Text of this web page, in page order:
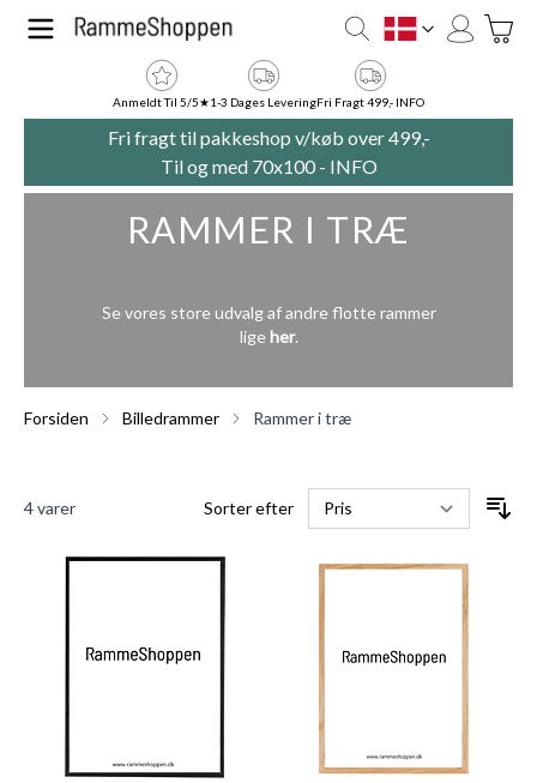
Skip to Content
DK
Anmeldt Til 5/5★1-3 Dages LeveringFri Fragt 499,- INFO
Fri fragt til pakkeshop v/køb over 499,-
Til og med 70x100 - INFO
RAMMER I TRÆ
Se vores store udvalg af andre flotte rammer
lige her.
Forsiden Billedrammer Rammer i træ
4varer Sorter efter